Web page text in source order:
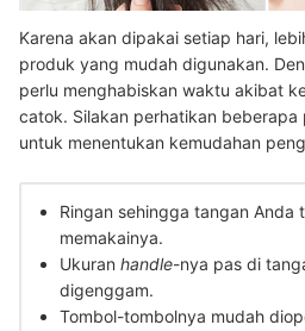
Karena akan dipakai setiap hari,
produk yang mudah digunakan.
perlu menghabiskan waktu akibat
catok. Silakan perhatikan beberapa
untuk menentukan kemudahan
Ringan sehingga tangan Anda
memakainya.
Ukuran handle-nya pas di
digenggam.
Tombol-tombolnya mudah